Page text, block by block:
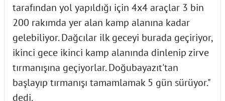
tarafından yol yapıldığı için 4x4 araçlar 3 bin
200 rakımda yer alan kamp alanına kadar
gelebiliyor. Dağcılar ilk geceyi burada geçiriyor,
ikinci gece ikinci kamp alanında dinlenip zirve
tırmanışına geçiyorlar. Doğubayazıt'tan
başlayıp tırmanışı tamamlamak 5 gün sürüyor."
dedi.